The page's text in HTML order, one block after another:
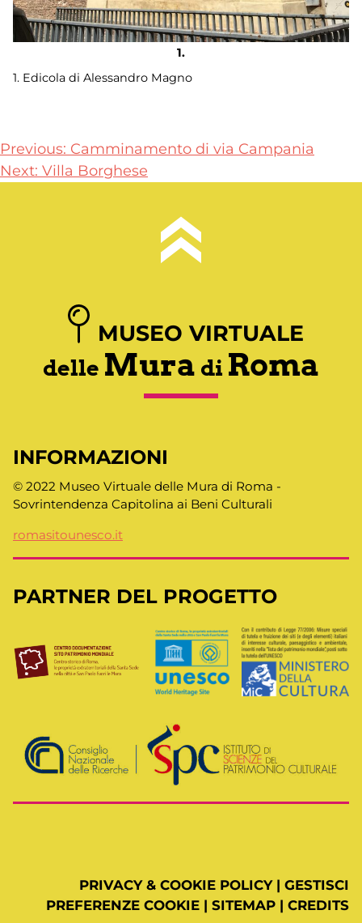
1. Edicola di Alessandro Magno
Navigazione
articoli
Previous: Camminamento di via Campania
Next: Villa Borghese
MUSEO VIRTUALE
delle Mura di Roma
INFORMAZIONI
© 2022 Museo Virtuale delle Mura di Roma -
Sovrintendenza Capitolina ai Beni Culturali
romasitounesco.it
PARTNER DEL PROGETTO
PRIVACY & COOKIE POLICY| GESTISCI
PREFERENZE COOKIE | SITEMAP | CREDITS